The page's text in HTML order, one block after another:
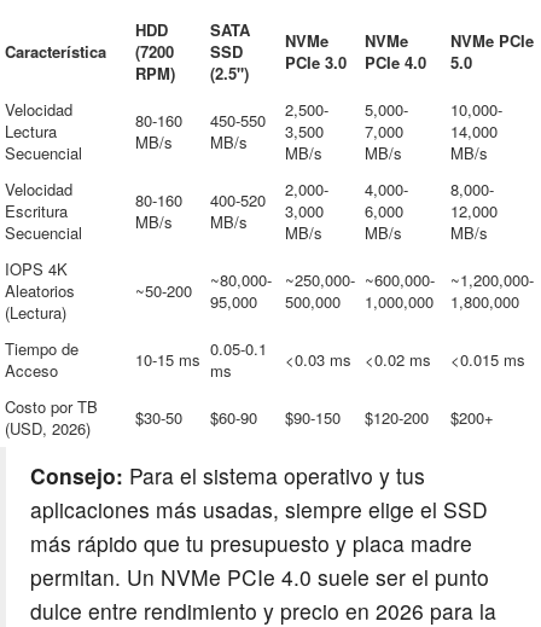
Característica
HDD
(7200
RPM)
SATA
SSD
(2.5")
NVMe
PCIe 3.0
NVMe
PCIe 4.0
NVMe PCIe
5.0
Velocidad
Lectura
Secuencial
80-160
MB/s
450-550
MB/s
2,500-
3,500
MB/s
5,000-
7,000
MB/s
10,000-
14,000
MB/s
Velocidad
Escritura
Secuencial
80-160
MB/s
400-520
MB/s
2,000-
3,000
MB/s
4,000-
6,000
MB/s
8,000-
12,000
MB/s
IOPS 4K
Aleatorios
(Lectura)
~50-200
~80,000-
95,000
~250,000-
500,000
~600,000-
1,000,000
~1,200,000-
1,800,000
Tiempo de
Acceso
10-15 ms 0.05-0.1
ms
<0.03 ms <0.02 ms <0.015 ms
Costo por TB
(USD, 2026)
$30-50 $60-90 $90-150 $120-200 $200+
Consejo: Para el sistema operativo y tus
aplicaciones más usadas, siempre elige el SSD
más rápido que tu presupuesto y placa madre
permitan. Un NVMe PCIe 4.0 suele ser el punto
dulce entre rendimiento y precio en 2026 para la